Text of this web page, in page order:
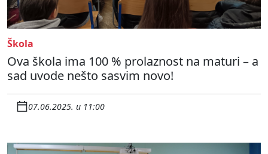
Škola
Ova škola ima 100 % prolaznost na maturi – a
sad uvode nešto sasvim novo!
07.06.2025. u 11:00